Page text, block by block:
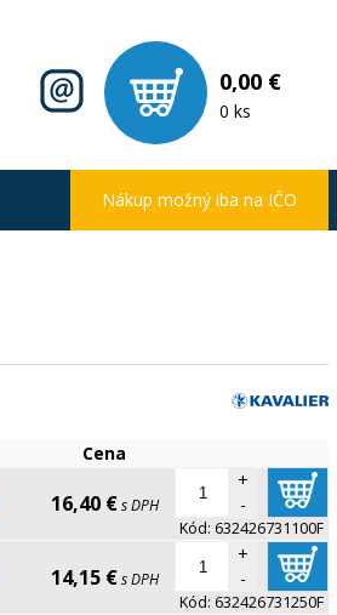
0,00 €
0 ks
Cena
16,40 € s DPH
+
-
Kód: 632426731100F
14,15 € s DPH
+
-
Kód: 632426731250F
Nákup možný iba na IČO